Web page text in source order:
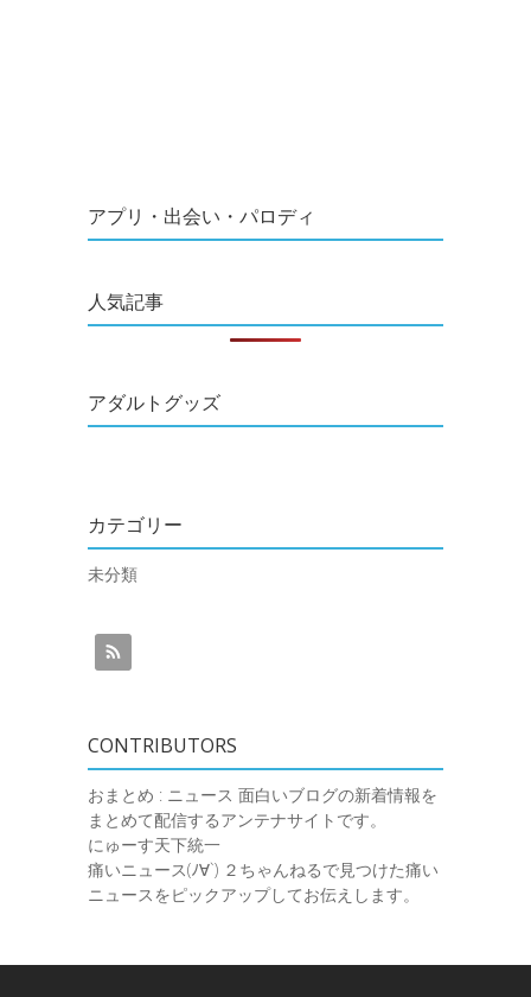
アプリ・出会い・パロディ
人気記事
アダルトグッズ
カテゴリー
未分類
CONTRIBUTORS
おまとめ : ニュース 面白いブログの新着情報を
まとめて配信するアンテナサイトです。
にゅーす天下統一
痛いニュース(ﾉ∀`) ２ちゃんねるで見つけた痛い
ニュースをピックアップしてお伝えします。